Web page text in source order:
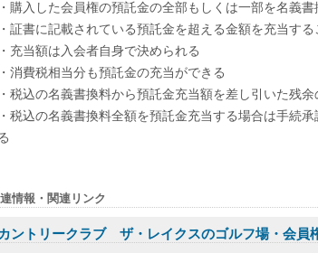
購入した会員権の預託金の全部もしくは一部を名義書
証書に記載されている預託金を超える金額を充当する
充当額は入会者自身で決められる
消費税相当分も預託金の充当ができる
税込の名義書換料から預託金充当額を差し引いた残
税込の名義書換料全額を預託金充当する場合は手続
情報・関連リンク
ントリークラブ ザ・レイクスのゴルフ場・会員